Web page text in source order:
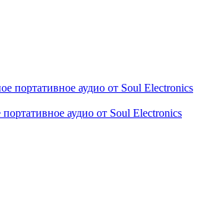
аудио от Soul Electronics